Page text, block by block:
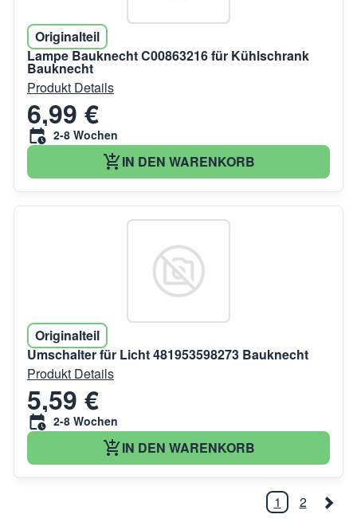
Originalteil
Lampe Bauknecht C00863216 für Kühlschrank
Bauknecht
Produkt Details
6,99 €
2-8 Wochen
IN DEN WARENKORB
Originalteil
Umschalter für Licht 481953598273 Bauknecht
Produkt Details
5,59 €
2-8 Wochen
IN DEN WARENKORB
1 2